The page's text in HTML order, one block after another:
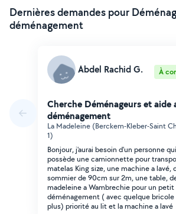
Dernières demandes pour
déménagement
Abdel Rachid G. À
Cherche Déménageurs et aide
déménagement
La Madeleine (Berckem-Kleber-Saint
1)
Bonjour, j'aurai besoin d'un personne qui
possède une camionnette pour
matelas King size, une machine a lavé,
sommier de 90cm sur 2m, une table,
madeleine a Wambrechie pour un petit
déménagement ( avec quelque bricole
plus) priorité au lit et la machine a lavé